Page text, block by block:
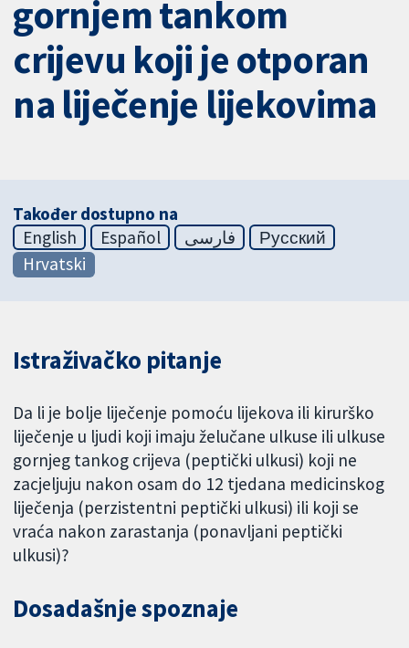
gornjem tankom
crijevu koji je otporan
na liječenje lijekovima
Također dostupno na
English
Español فارسی
Русский
Hrvatski
Istraživačko pitanje
Da li je bolje liječenje pomoću lijekova ili kirurško
liječenje u ljudi koji imaju želučane ulkuse ili ulkuse
gornjeg tankog crijeva (peptički ulkusi) koji ne
zacjeljuju nakon osam do 12 tjedana medicinskog
liječenja (perzistentni peptički ulkusi) ili koji se
vraća nakon zarastanja (ponavljani peptički
ulkusi)?
Dosadašnje spoznaje